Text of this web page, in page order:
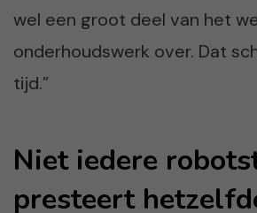
wel een groot deel van het
onderhoudswerk over. Dat
tijd.”
Niet iedere
presteert